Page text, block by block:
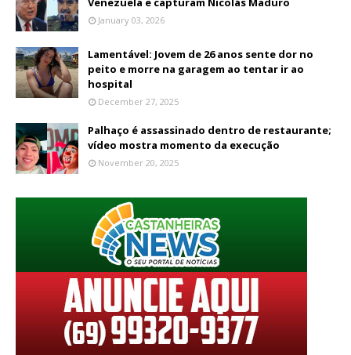
January 03, 2026
Lamentável: Jovem de 26 anos sente dor no
peito e morre na garagem ao tentar ir ao
hospital
December 27, 2025
Palhaço é assassinado dentro de restaurante;
vídeo mostra momento da execução
November 20, 2025